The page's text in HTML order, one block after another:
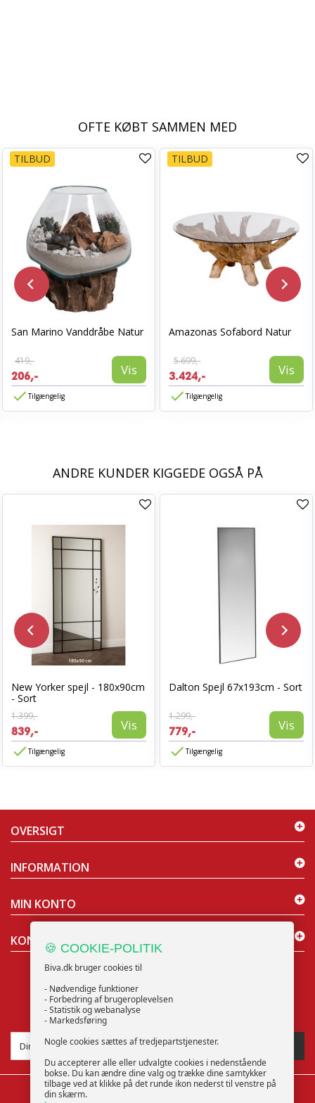
OFTE KØBT SAMMEN MED
TILBUD
San Marino Vanddråbe Natur
419,-
206,- Vis
Tilgængelig
TILBUD
Amazonas Sofabord Natur
5.699,-
3.424,- Vis
Tilgængelig
ANDRE KUNDER KIGGEDE OGSÅ PÅ
New Yorker spejl - 180x90cm
- Sort
1.399,-
839,- Vis
Tilgængelig
Dalton Spejl 67x193cm - Sort
1.299,-
779,- Vis
Tilgængelig
OVERSIGT
INFORMATION
MIN KONTO
KONTAKT OS
NYHEDSBREV
🍪 COOKIE-POLITIK
Biva.dk bruger cookies til
- Nødvendige funktioner
- Forbedring af brugeroplevelsen
- Statistik og webanalyse
- Markedsføring
Nogle cookies sættes af tredjepartstjenester.
Du accepterer alle eller udvalgte cookies i nedenstående
bokse. Du kan ændre dine valg og trække dine samtykker
tilbage ved at klikke på det runde ikon nederst til venstre på
din skærm.